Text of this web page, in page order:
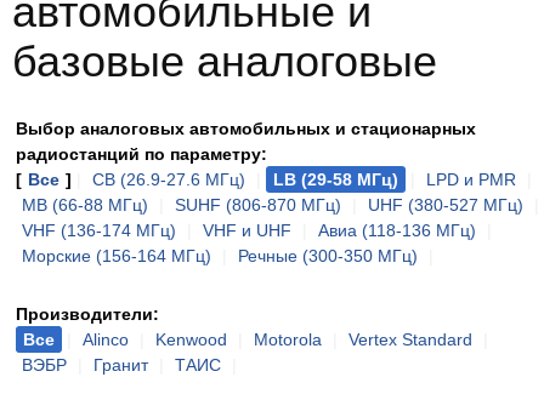
автомобильные и
базовые аналоговые
Выбор аналоговых автомобильных и стационарных
радиостанций по параметру:
[ Все ] CB (26.9-27.6 МГц) LB (29-58 МГц) LPD и PMR
MB (66-88 МГц)
SUHF (806-870 МГц) UHF (380-527 МГц)
VHF (136-174 МГц)
VHF и UHF Авиа (118-136 МГц)
Морские (156-164 МГц)
Речные (300-350 МГц)
Производители:
Все
Alinco Kenwood Motorola Vertex Standard
ВЭБР
Гранит ТАИС